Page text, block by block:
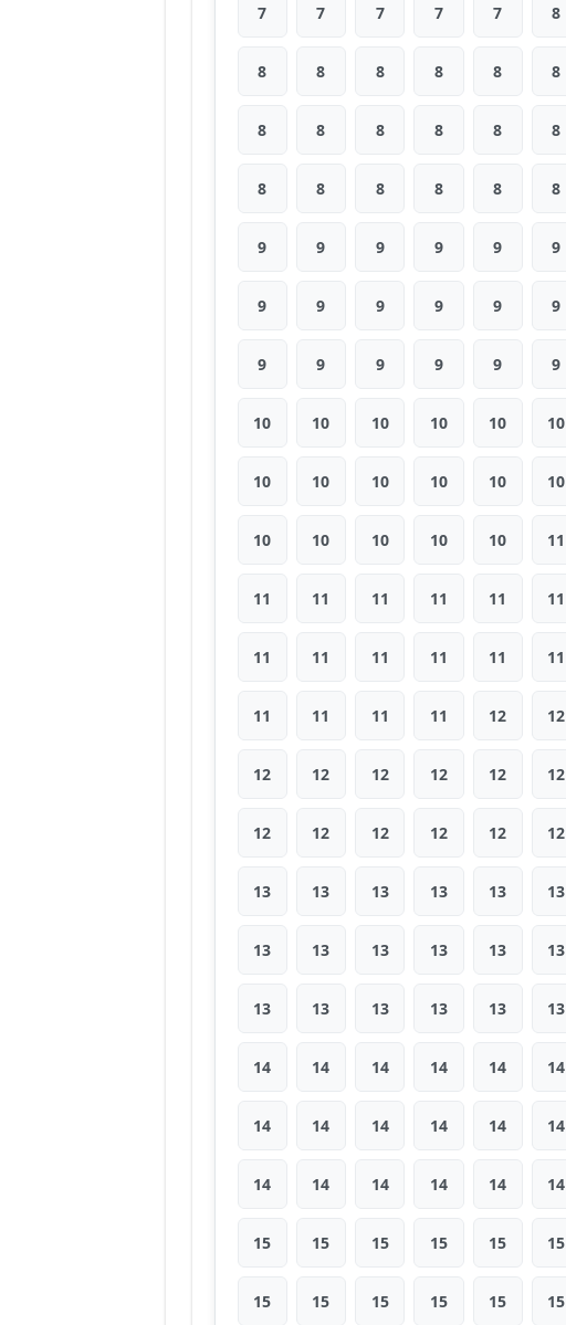
7 7 7 7 7 8
8 8 8 8 8 8
8 8 8 8 8 8
8 8 8 8 8 8
9 9 9 9 9 9
9 9 9 9 9 9
9 9 9 9 9 9
10 10 10 10 10 10
10 10 10 10 10 10
10 10 10 10 10 11
11 11 11 11 11 11
11 11 11 11 11 11
11 11 11 11 12 12
12 12 12 12 12 12
12 12 12 12 12 12
13 13 13 13 13 13
13 13 13 13 13 13
13 13 13 13 13 13
14 14 14 14 14 14
14 14 14 14 14 14
14 14 14 14 14 14
15 15 15 15 15 15
15 15 15 15 15 15